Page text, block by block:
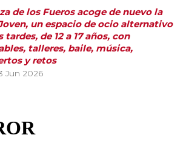
de los Fueros acoge de nuevo la
un espacio de ocio alternativo
tardes, de 12 a 17 años, con
talleres, baile, música,
y retos
Jun 2026